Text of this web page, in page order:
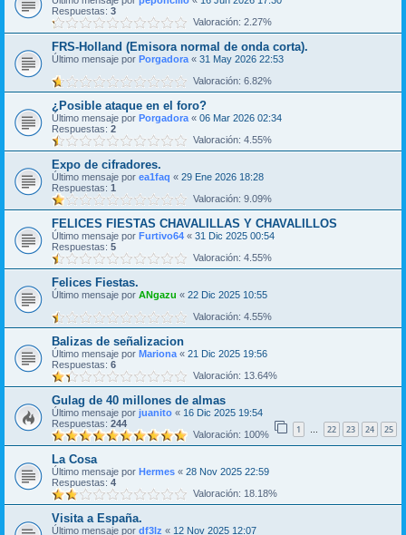
Respuestas: 3
Valoración: 2.27%
FRS-Holland (Emisora normal de onda corta).
Último mensaje por Porgadora « 31 May 2026 22:53
Valoración: 6.82%
¿Posible ataque en el foro?
Último mensaje por Porgadora « 06 Mar 2026 02:34
Respuestas: 2
Valoración: 4.55%
Expo de cifradores.
Último mensaje por ea1faq « 29 Ene 2026 18:28
Respuestas: 1
Valoración: 9.09%
FELICES FIESTAS CHAVALILLAS Y CHAVALILLOS
Último mensaje por Furtivo64 « 31 Dic 2025 00:54
Respuestas: 5
Valoración: 4.55%
Felices Fiestas.
Último mensaje por ANgazu « 22 Dic 2025 10:55
Valoración: 4.55%
Balizas de señalizacion
Último mensaje por Mariona « 21 Dic 2025 19:56
Respuestas: 6
Valoración: 13.64%
Gulag de 40 millones de almas
Último mensaje por juanito « 16 Dic 2025 19:54
Respuestas: 244 1 … 22 23 24 25
Valoración: 100%
La Cosa
Último mensaje por Hermes « 28 Nov 2025 22:59
Respuestas: 4
Valoración: 18.18%
Visita a España.
Último mensaje por df3lz « 12 Nov 2025 12:07